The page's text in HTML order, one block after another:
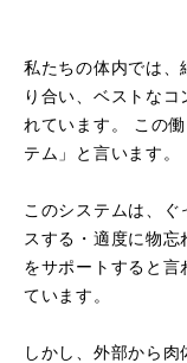
私たちの体内では、
り合い、 ベストなコ
れています。
この
テム」と言います。
このシステムは、
スする・適度に物忘
をサポートすると言
ています。
しかし、外部から肉